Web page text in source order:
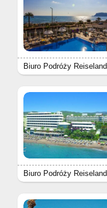
Biuro Podróży Reiseland
Biuro Podróży Reiseland